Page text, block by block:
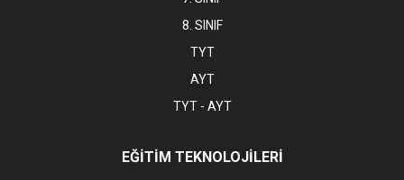
8. SINIF
TYT
AYT
TYT - AYT
EĞİTİM TEKNOLOJİLERİ